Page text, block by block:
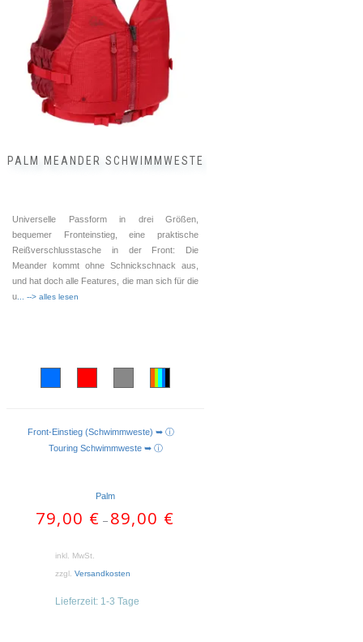
PALM MEANDER SCHWIMMWESTE
Universelle Passform in drei Größen,
bequemer Fronteinstieg, eine praktische
Reißverschlusstasche in der Front: Die
Meander kommt ohne Schnickschnack aus,
und hat doch alle Features, die man sich für die
u ... --> alles lesen
AUSFÜHRUNG WÄHLEN
Front-Einstieg (Schwimmweste) ➥ ⓘ
Touring Schwimmweste ➥ ⓘ
Palm
79,00 € – 89,00 €
inkl. MwSt.
zzgl. Versandkosten
Lieferzeit: 1-3 Tage
Optionen
können
Produktseite